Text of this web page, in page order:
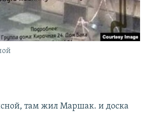
там жил Маршак. и доска